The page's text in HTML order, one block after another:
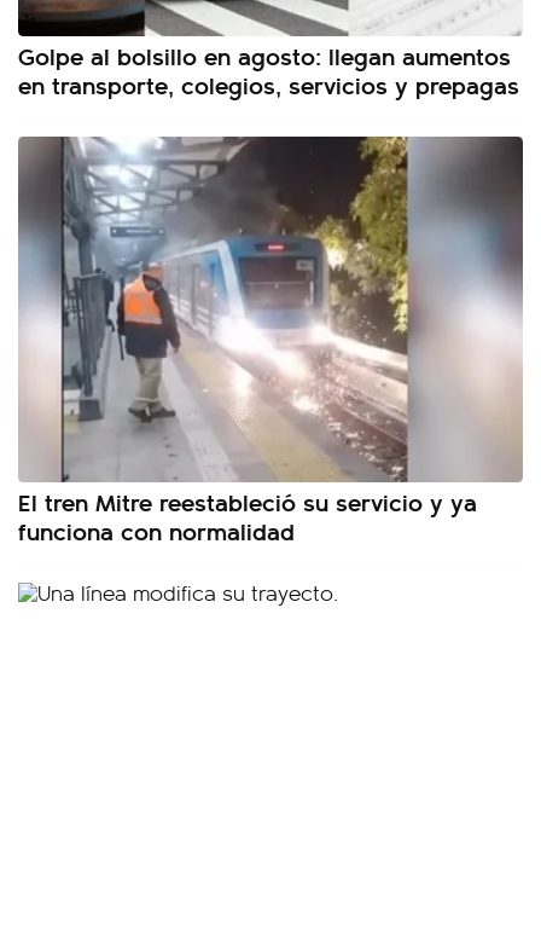
Golpe al bolsillo en agosto: llegan aumentos
en transporte, colegios, servicios y prepagas
El tren Mitre reestableció su servicio y ya
funciona con normalidad